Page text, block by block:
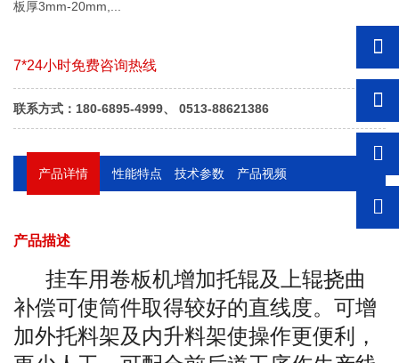
板厚3mm-20mm,...
7*24小时免费咨询热线
联系方式：180-6895-4999、 0513-88621386
产品详情 性能特点 技术参数 产品视频
产品描述
挂车用卷板机增加托辊及上辊挠曲
补偿可使筒件取得较好的直线度。可增
加外托料架及内升料架使操作更便利，